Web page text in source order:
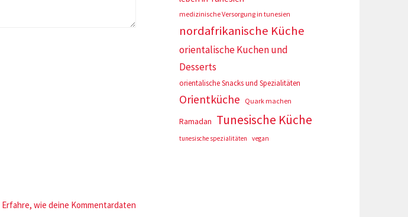
Erfahre, wie deine Kommentardaten
medizinische Versorgung in tunesien
nordafrikanische Küche
orientalische Kuchen und
Desserts
orientalische Snacks und Spezialitäten
Orientküche Quark machen
Ramadan Tunesische Küche
tunesische spezialitäten vegan